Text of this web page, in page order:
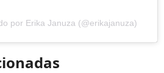
por Erika Januza (@erikajanuza)